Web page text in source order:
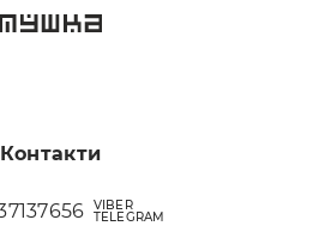
Контакти
VIBER
TELEGRAM